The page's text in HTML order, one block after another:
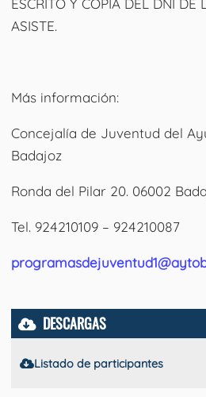
ESCRITO Y COPIA DEL DNI DE
ASISTE.
Más información:
Concejalía de Juventud del
Badajoz
Ronda del Pilar 20. 06002
Tel. 924210109 – 924210087
DESCARGAS
Listado de participantes